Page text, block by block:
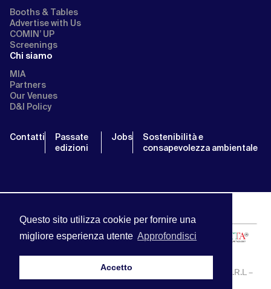
Questo sito utilizza cookie per fornire una
migliore esperienza utente Approfondisci
Accetto
Booths & Tables
Advertise with Us
COMIN’ UP
Screenings
Chi siamo
MIA
Partners
Our Venues
D&I Policy
Contatti
Passate
edizioni
Jobs
Sostenibilità e
consapevolezza ambientale
MIA | Mercato Internazionale Audiovisivo | APA SERVICE S.R.L –